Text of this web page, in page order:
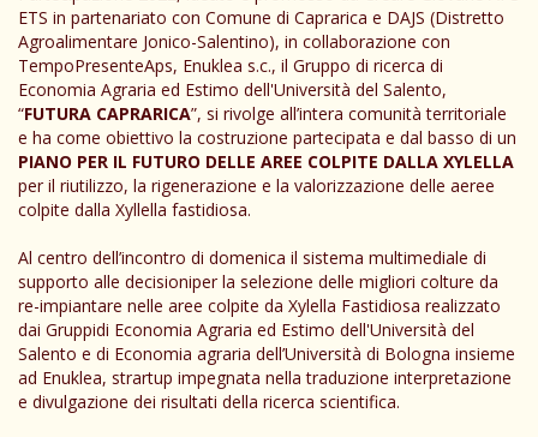
ETS in partenariato con Comune di Caprarica e DAJS (Distretto
Agroalimentare Jonico-Salentino), in collaborazione con
TempoPresenteAps, Enuklea s.c., il Gruppo di ricerca di
Economia Agraria ed Estimo dell'Università del Salento,
“FUTURA CAPRARICA”, si rivolge all’intera comunità territoriale
e ha come obiettivo la costruzione partecipata e dal basso di un
PIANO PER IL FUTURO DELLE AREE COLPITE DALLA XYLELLA
per il riutilizzo, la rigenerazione e la valorizzazione delle aeree
colpite dalla Xyllella fastidiosa.
Al centro dell’incontro di domenica il sistema multimediale di
supporto alle decisioniper la selezione delle migliori colture da
re-impiantare nelle aree colpite da Xylella Fastidiosa realizzato
dai Gruppidi Economia Agraria ed Estimo dell'Università del
Salento e di Economia agraria dell’Università di Bologna insieme
ad Enuklea, strartup impegnata nella traduzione interpretazione
e divulgazione dei risultati della ricerca scientifica.